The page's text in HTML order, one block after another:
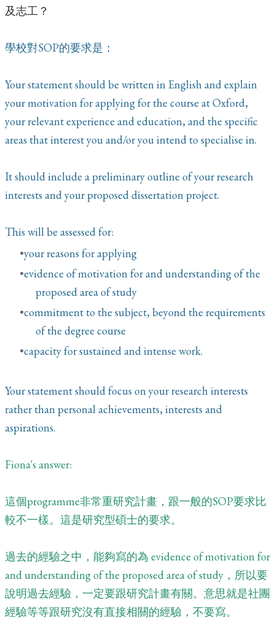
及志工？
學校對SOP的要求是：
Your statement should be written in English and explain
your motivation for applying for the course at Oxford,
your relevant experience and education, and the specific
areas that interest you and/or you intend to specialise in.
It should include a preliminary outline of your research
interests and your proposed dissertation project.
This will be assessed for:
your reasons for applying
evidence of motivation for and understanding of the
proposed area of study
commitment to the subject, beyond the requirements
of the degree course
capacity for sustained and intense work.
Your statement should focus on your research interests
rather than personal achievements, interests and
aspirations.
Fiona's answer:
這個programme非常重研究計畫，跟一般的SOP要求比
較不一樣。這是研究型碩士的要求。
過去的經驗之中，能夠寫的為 evidence of motivation for
and understanding of the proposed area of study，所以要
說明過去經驗，一定要跟研究計畫有關。意思就是社團
經驗等等跟研究沒有直接相關的經驗，不要寫。